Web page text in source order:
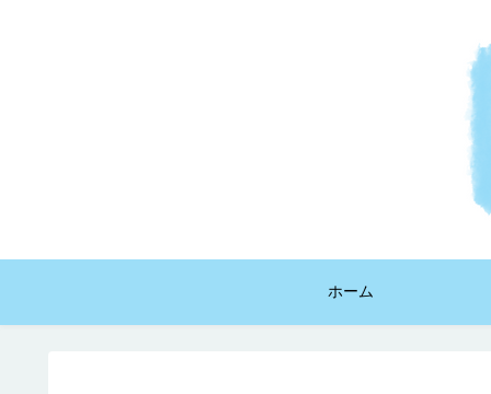
ホーム